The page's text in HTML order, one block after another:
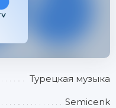
Турецкая музыка
Semicenk